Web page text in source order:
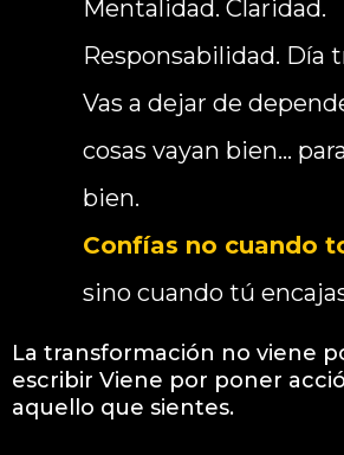
Mentalidad. Claridad.
Responsabilidad. Día
Vas a dejar de
cosas vayan bien…
bien.
Confías no cuando
sino cuando tú
La transformación no viene
escribir Viene por poner
aquello que sientes.